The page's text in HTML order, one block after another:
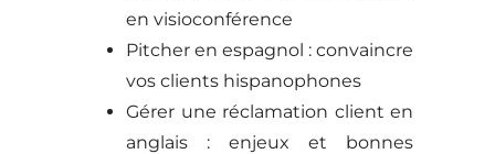
en visioconférence
Pitcher en espagnol : convaincre
vos clients hispanophones
Gérer une réclamation client en
anglais : enjeux et bonnes